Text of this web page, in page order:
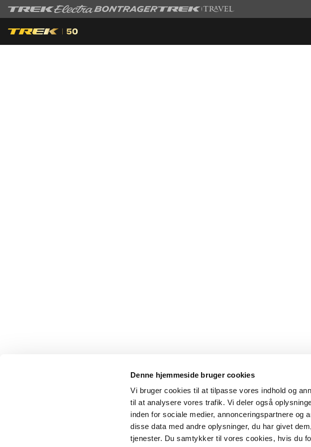
Denne hjemmeside bruger cookies
Vi bruger cookies til at tilpasse vores indhold og
til at analysere vores trafik. Vi deler også
inden for sociale medier, annonceringspartnere og
disse data med andre oplysninger, du har givet
tjenester. Du samtykker til vores cookies, hvis du